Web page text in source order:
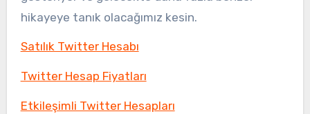
hikayeye tanık olacağımız kesin.
Satılık Twitter Hesabı
Twitter Hesap Fiyatları
Etkileşimli Twitter Hesapları